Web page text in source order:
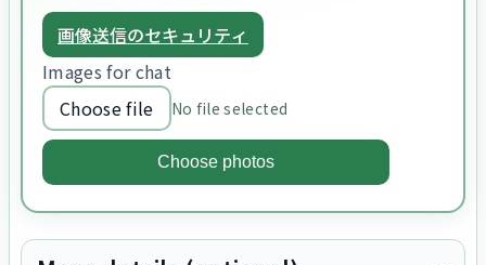
画像送信のセキュリティ
Images for chat
Choose file
No file selected
Choose photos